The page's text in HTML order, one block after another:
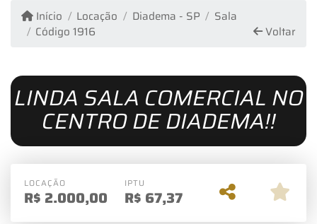
Início Locação Diadema - SP
Sala
Código 1916
Voltar
LINDA SALA COMERCIAL NO
CENTRO DE DIADEMA!!
LOCAÇÃO
R$ 2.000,00
IPTU
R$ 67,37